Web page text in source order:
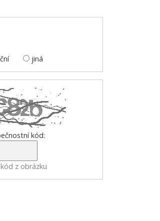
jiná
kód:
z obrázku